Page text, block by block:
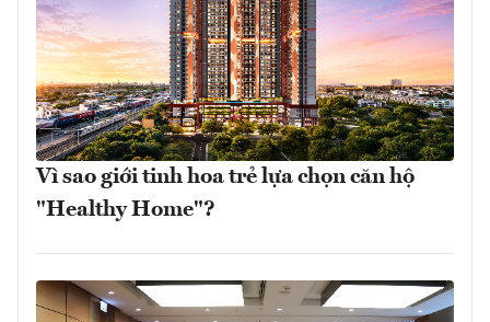
Vì sao giới tinh hoa trẻ lựa chọn căn hộ
"Healthy Home"?